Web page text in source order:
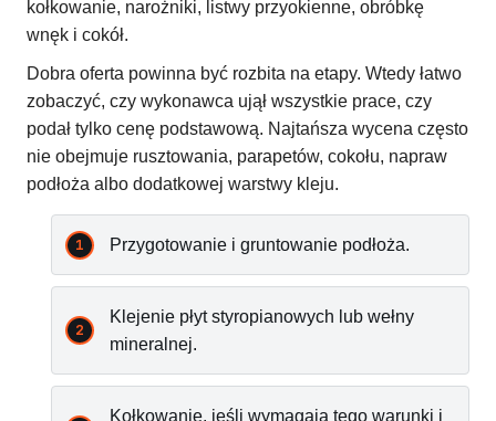
kołkowanie, narożniki, listwy przyokienne, obróbkę
wnęk i cokół.
Dobra oferta powinna być rozbita na etapy. Wtedy łatwo
zobaczyć, czy wykonawca ujął wszystkie prace, czy
podał tylko cenę podstawową. Najtańsza wycena często
nie obejmuje rusztowania, parapetów, cokołu, napraw
podłoża albo dodatkowej warstwy kleju.
Przygotowanie i gruntowanie podłoża.
Klejenie płyt styropianowych lub wełny
mineralnej.
Kołkowanie, jeśli wymagają tego warunki i